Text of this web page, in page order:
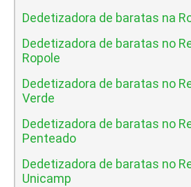
Dedetizadora de baratas na
Dedetizadora de baratas no
Ropole
Dedetizadora de baratas no
Verde
Dedetizadora de baratas no
Penteado
Dedetizadora de baratas no
Unicamp